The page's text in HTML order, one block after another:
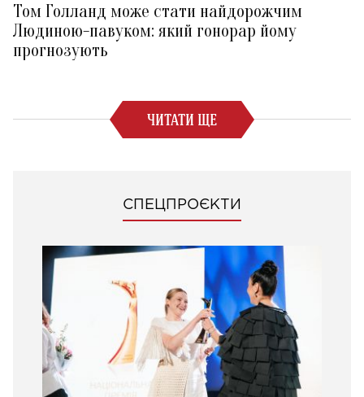
Том Голланд може стати найдорожчим
Людиною-павуком: який гонорар йому
прогнозують
ЧИТАТИ ЩЕ
СПЕЦПРОЄКТИ